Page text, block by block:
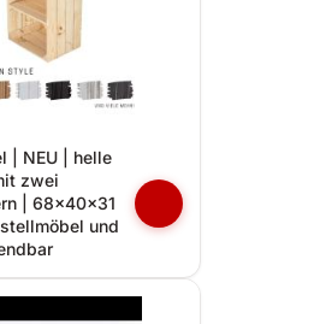
| NEU | helle
zwei
| 68x40x31
und